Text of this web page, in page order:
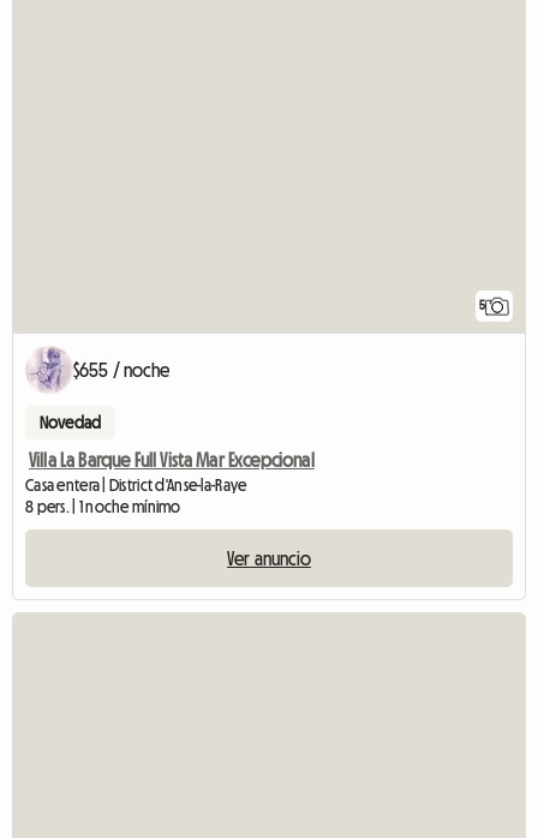
5
$655 / noche
Novedad
Villa La Barque Full Vista Mar Excepcional
Casa entera | District d'Anse-la-Raye
8 pers. | 1 noche mínimo
Ver anuncio